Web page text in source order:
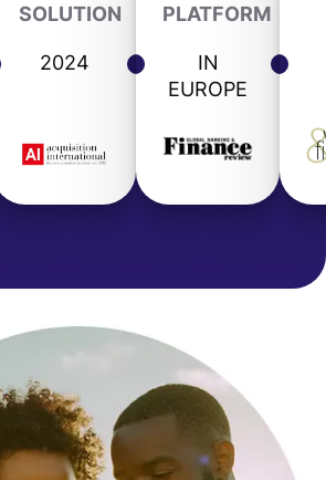
SOLUTION
2024
PLATFORM
IN
EUROPE